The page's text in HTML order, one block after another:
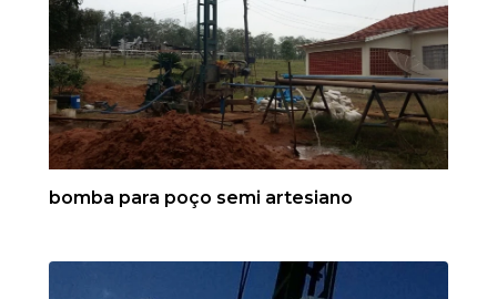
bomba para poço semi artesiano